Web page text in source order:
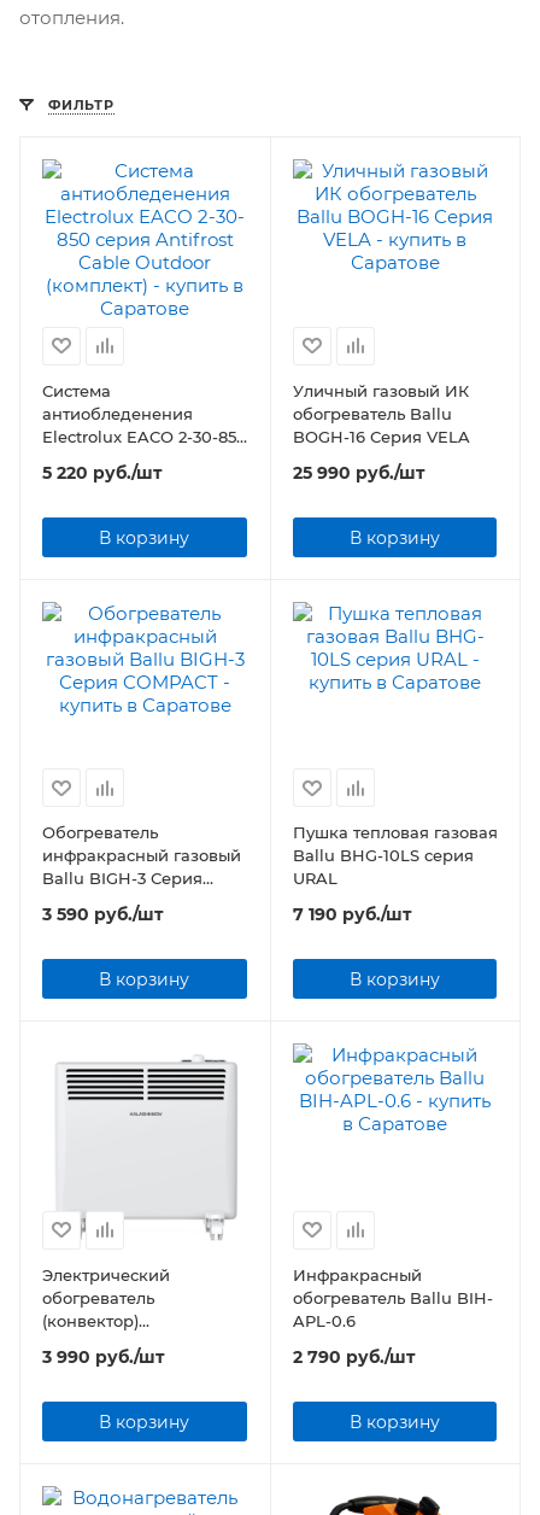
отопления.
ФИЛЬТР
Система
антиобледенения
Electrolux EACO 2-30-850
серия Antifrost Cable
Outdoor (комплект)
5 220 руб./шт
В корзину
Уличный газовый ИК
обогреватель Ballu
BOGH-16 Серия VELA
25 990 руб./шт
В корзину
Обогреватель
инфракрасный газовый
Ballu BIGH-3 Серия
3 590 руб./шт
В корзину
Пушка тепловая газовая
Ballu BHG-10LS серия
URAL
7 190 руб./шт
В корзину
Электрический
обогреватель
(конвектор)
KALASHNIKOV KVCH-
E05M-11 (механическое
3 990 руб./шт
В корзину
Инфракрасный
обогреватель Ballu BIH-
APL-0.6
2 790 руб./шт
В корзину